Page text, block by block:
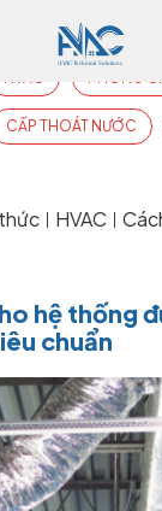
CẤP THOÁT NƯỚC
HVAC
hệ thống
chuẩn